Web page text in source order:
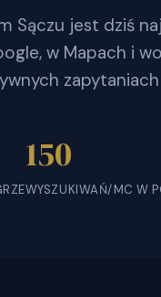
Sączu jest dziś
w Mapach i
150
WYSZUKIWAŃ/MC W